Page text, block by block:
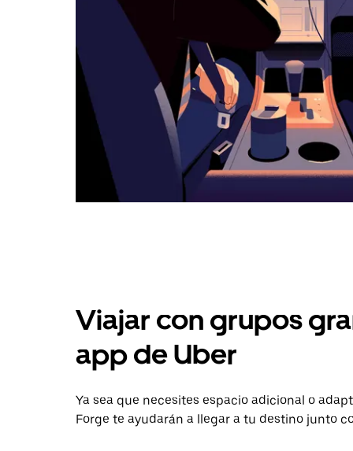
Viajar con grupos
app de Uber
Ya sea que necesites espacio adicional o
Forge te ayudarán a llegar a tu destino junto